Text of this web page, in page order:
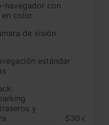
navegador con
color
de visión
estándar
y
530 €